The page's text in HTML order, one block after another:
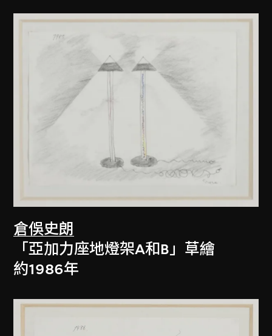
倉俁史朗
「亞加力座地燈架A和B」草繪
約1986年